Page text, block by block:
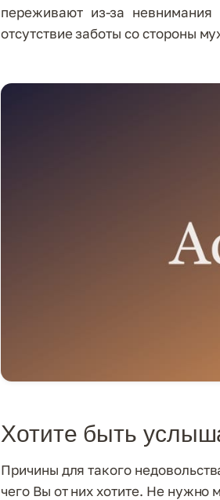
переживают из-за
отсутствие заботы со стороны
Хотите быть
Причины для такого
чего Вы от них хотите. Не нужно